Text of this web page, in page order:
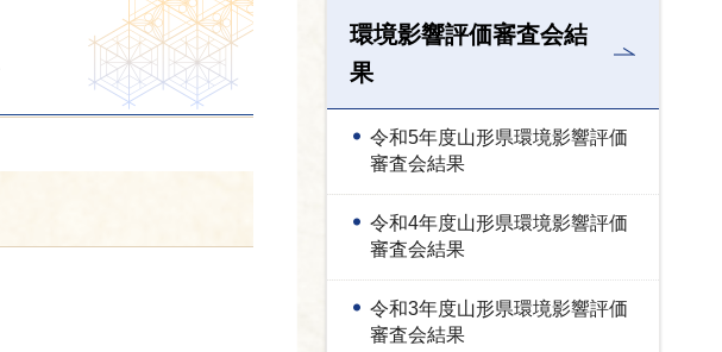
環境影響評価審査会結
果
令和5年度山形県環境影響評価
審査会結果
令和4年度山形県環境影響評価
審査会結果
令和3年度山形県環境影響評価
審査会結果